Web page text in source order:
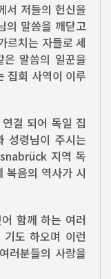
서 저들의 헌신을
의 말씀을 깨닫고
르치는 자들로 세
말씀의 일꾼을
집회 사역이 이루
결 되어 독일 집
성령님이 주시는
지역 독
복음의 역사가 시
함께 하는 여러
도 하오며 이런
러분들의 사랑을